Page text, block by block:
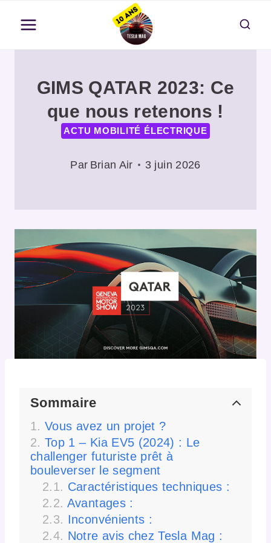
contenu
GIMS QATAR 2023: Ce
que nous retenons !
ACTU MOBILITÉ ÉLECTRIQUE
Par Brian Air 3 juin 2026
Sommaire
Vous avez un projet ?
Top 1 – Kia EV5 (2024) : Le
challenger futuriste prêt à
bouleverser le segment
Caractéristiques techniques :
Avantages :
Inconvénients :
Notre avis chez Tesla Mag :